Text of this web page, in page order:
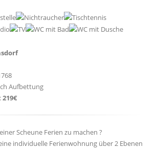
Aufbettung
219€
Scheune Ferien zu machen ?
individuelle Ferienwohnung über 2 Ebenen